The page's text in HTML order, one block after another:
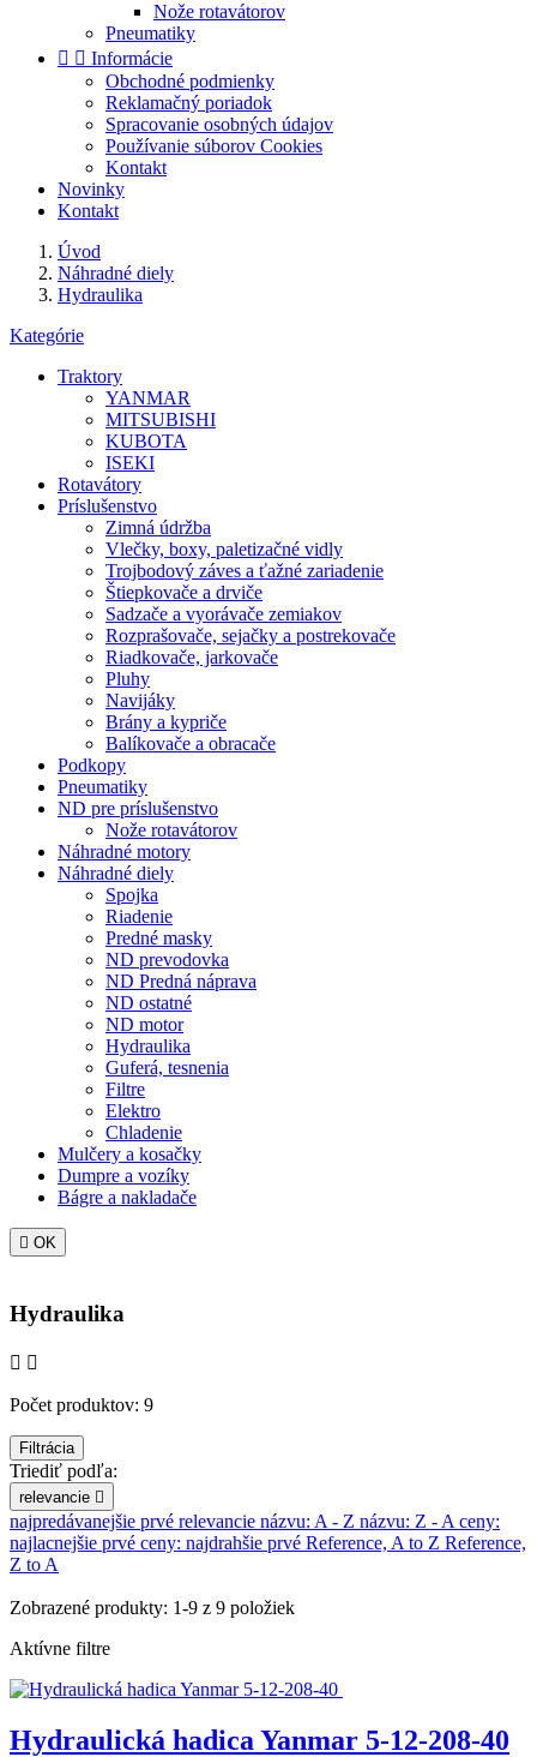
Nože rotavátorov
Pneumatiky
  Informácie
Obchodné podmienky
Reklamačný poriadok
Spracovanie osobných údajov
Používanie súborov Cookies
Kontakt
Novinky
Kontakt
Úvod
Náhradné diely
Hydraulika
Kategórie
Traktory
YANMAR
MITSUBISHI
KUBOTA
ISEKI
Rotavátory
Príslušenstvo
Zimná údržba
Vlečky, boxy, paletizačné vidly
Trojbodový záves a ťažné zariadenie
Štiepkovače a drviče
Sadzače a vyorávače zemiakov
Rozprašovače, sejačky a postrekovače
Riadkovače, jarkovače
Pluhy
Navijáky
Brány a kypriče
Balíkovače a obracače
Podkopy
Pneumatiky
ND pre príslušenstvo
Nože rotavátorov
Náhradné motory
Náhradné diely
Spojka
Riadenie
Predné masky
ND prevodovka
ND Predná náprava
ND ostatné
ND motor
Hydraulika
Guferá, tesnenia
Filtre
Elektro
Chladenie
Mulčery a kosačky
Dumpre a vozíky
Bágre a nakladače
 OK
Hydraulika
 
Počet produktov: 9
Filtrácia
Triediť podľa:
relevancie 
najpredávanejšie prvé relevancie názvu: A - Z názvu: Z - Aceny:
najlacnejšie prvé ceny: najdrahšie prvé Reference, A to Z Reference,
Z to A
Zobrazené produkty: 1-9 z 9 položiek
Aktívne filtre
Hydraulická hadica Yanmar 5-12-208-40